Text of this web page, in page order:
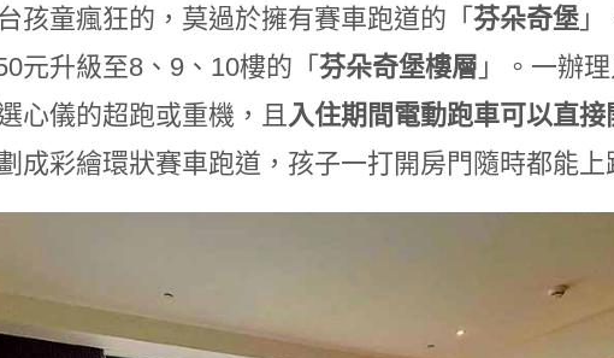
孩童瘋狂的，莫過於擁有賽車跑道的「 芬朵奇堡」
元升級至8、9、10樓的「 芬朵奇堡樓層 」。一辦
心儀的超跑或重機，且 入住期間電動跑車可以直
成彩繪環狀賽車跑道，孩子一打開房門隨時都能上